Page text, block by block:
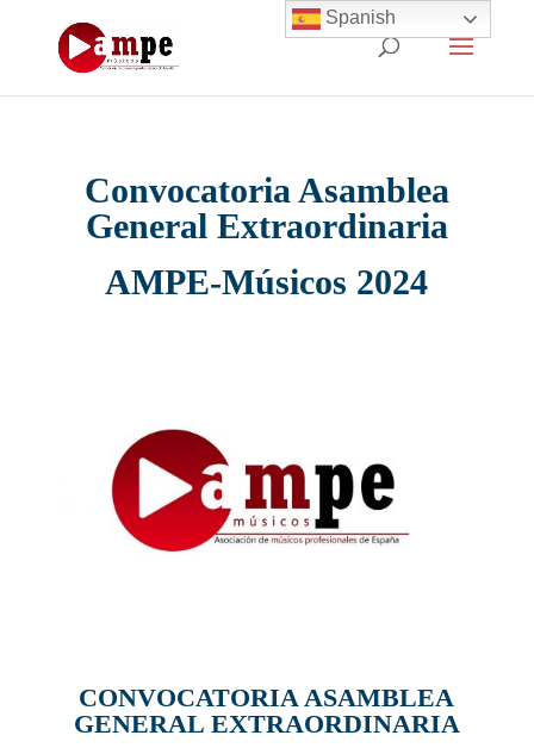
Convocatoria Asamblea
General Extraordinaria
AMPE-Músicos 2024
CONVOCATORIA ASAMBLEA
GENERAL EXTRAORDINARIA
Spanish